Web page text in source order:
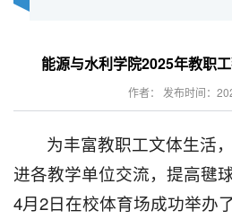
能源与水利学院2025年教职
作者： 发布时间：
为丰富教职工文体生活
进各教学单位交流，提高毽
4月2日在校体育场成功举办